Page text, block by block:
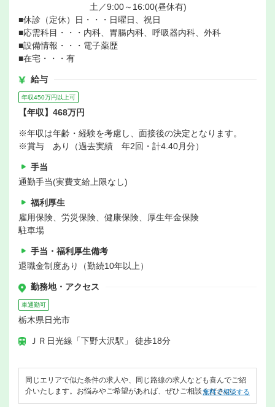
土／9:00～16:00(昼休有)
■休診（定休）日・・・日曜日、祝日
■応需科目・・・内科、胃腸内科、呼吸器内科、外科
■設備情報・・・電子薬歴
■在宅・・・有
給与
年収450万円以上可
【年収】468万円
※年収は年齢・経験を考慮し、面接後の決定となります。
※賞与 あり（過去実績 年2回・計4.40月分）
手当
通勤手当(実費支給上限なし)
福利厚生
雇用保険、労災保険、健康保険、厚生年金保険
駐車場
手当・福利厚生備考
退職金制度あり（勤続10年以上）
勤務地・アクセス
車通勤可
栃木県日光市
ＪＲ日光線「下野大沢駅」 徒歩18分
同じエリアで似た条件の求人や、同じ路線の求人なども喜んでご紹
介いたします。お悩みやご希望があれば、ぜひご相談ください。
無料で相談する